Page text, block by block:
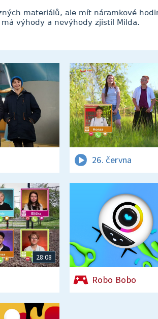
materiálů, ale mít náramkové
výhody a nevýhody zjistil Milda.
26. června
28:08
Robo Bobo